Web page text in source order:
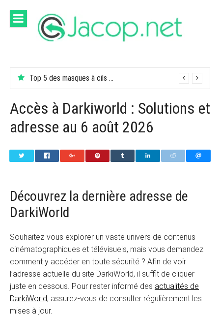
contenu
Top 5 des masques à cils ou mascara pour un œil aveugle
Accès à Darkiworld : Solutions et
adresse au 6 août 2026
Découvrez la dernière adresse de
DarkiWorld
Souhaitez-vous explorer un vaste univers de contenus
cinématographiques et télévisuels, mais vous demandez
comment y accéder en toute sécurité ? Afin de voir
l’adresse actuelle du site DarkiWorld, il suffit de cliquer
juste en dessous. Pour rester informé des actualités de
DarkiWorld, assurez-vous de consulter régulièrement les
mises à jour.